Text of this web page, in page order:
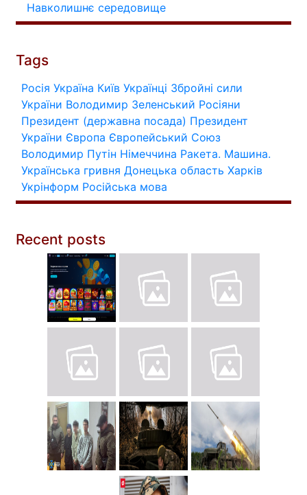
Навколишнє середовище
Tags
Росія Україна Київ Українці Збройні сили
України Володимир Зеленський Росіяни
Президент (державна посада) Президент
України Європа Європейський Союз
Володимир Путін Німеччина Ракета. Машина.
Українська гривня Донецька область Харків
Укрінформ Російська мова
Recent posts